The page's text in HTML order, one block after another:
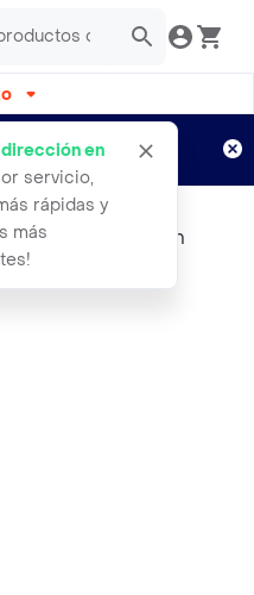
en
servicio,
rápidas y
más
Aplican TyC